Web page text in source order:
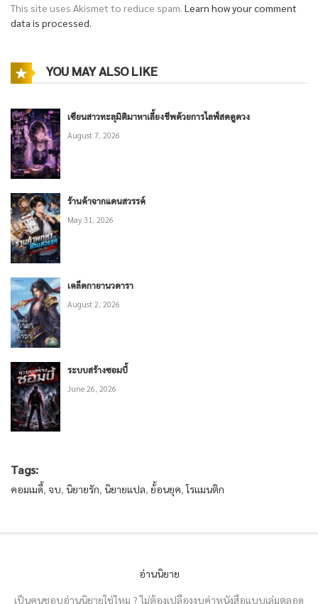
This site uses Akismet to reduce spam. Learn how your comment
data is processed.
YOU MAY ALSO LIKE
เซียนสาวทะลุมิติมาหาเลี้ยงชีพด้วยการไลฟ์สดดูดวง
August 7, 2026
ร้านค้าจากแดนสวรรค์
May 31, 2026
เคล็ดกายานวดารา
August 2, 2026
ระบบสร้างซอมบี้
June 26, 2026
Tags:
คอมเมดี้, จบ, นิยายรัก, นิยายแปล, ย้้อนยุค,โรแมนติก
อ่านนิยาย
เป็นคนชอบอ่านนิยายใช่ไหม ? ไม่ต้องเปลืองงบค่าหนังสือแบบเล่มตลอด